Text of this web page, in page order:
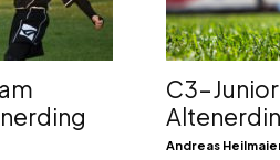
C3-
Andreas